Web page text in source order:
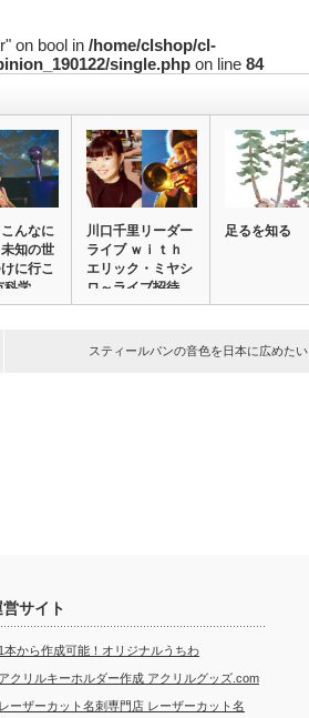
on bool in /home/clshop/cl-
single.php on line 84
んなに
知の世
に行こ
科学
川口千里リーダー
ライブ ｗｉｔｈ
エリック・ミヤシ
ロ～ライブ招待…
足るを知る
スティールパンの音色を日本に広めたい
営サイト
1本から作成可能！オリジナルうちわ
アクリルキーホルダー作成 アクリルグッズ.com
レーザーカット名刺専門店 レーザーカット名